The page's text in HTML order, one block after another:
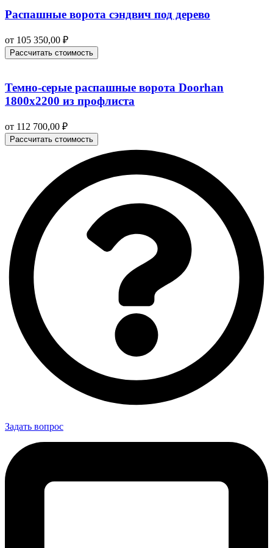
Распашные ворота сэндвич под дерево
от 105 350,00 ₽
Рассчитать стоимость
Темно-серые распашные ворота Doorhan
1800х2200 из профлиста
от 112 700,00 ₽
Рассчитать стоимость
Задать вопрос